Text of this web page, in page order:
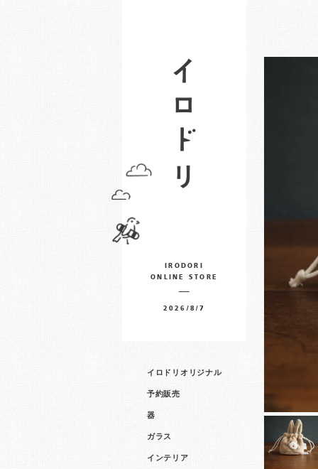
IRODORI
ONLINE STORE
2026/8/7
イロドリオリジナル
予約販売
器
ガラス
インテリア